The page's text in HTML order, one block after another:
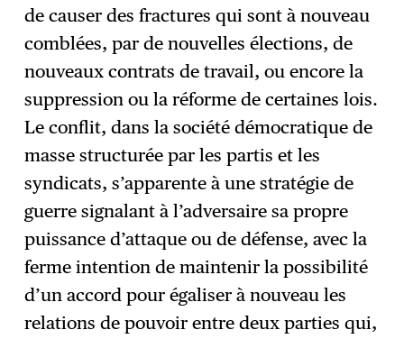
de causer des fractures qui sont à nouveau
comblées, par de nouvelles élections, de
nouveaux contrats de travail, ou encore la
suppression ou la réforme de certaines lois.
Le conflit, dans la société démocratique de
masse structurée par les partis et les
syndicats, s’apparente à une stratégie de
guerre signalant à l’adversaire sa propre
puissance d’attaque ou de défense, avec la
ferme intention de maintenir la possibilité
d’un accord pour égaliser à nouveau les
relations de pouvoir entre deux parties qui,